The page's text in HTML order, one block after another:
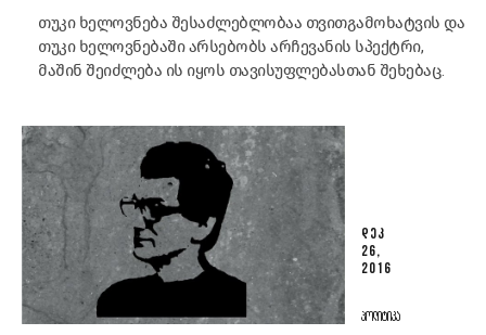
თუკი ხელოვნება შესაძლებლობაა თვითგამოხატვის და
თუკი ხელოვნებაში არსებობს არჩევანის სპექტრი,
მაშინ შეიძლება ის იყოს თავისუფლებასთან შეხებაც.
ᲓᲔᲙ
26,
2016
ᲞᲝᲚᲘᲢᲘᲙᲐ